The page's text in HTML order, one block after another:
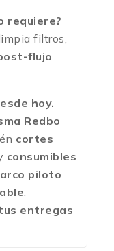
requiere?
filtros,
flujo
hoy.
Redbo
cortes
consumibles
arco piloto
.
entregas